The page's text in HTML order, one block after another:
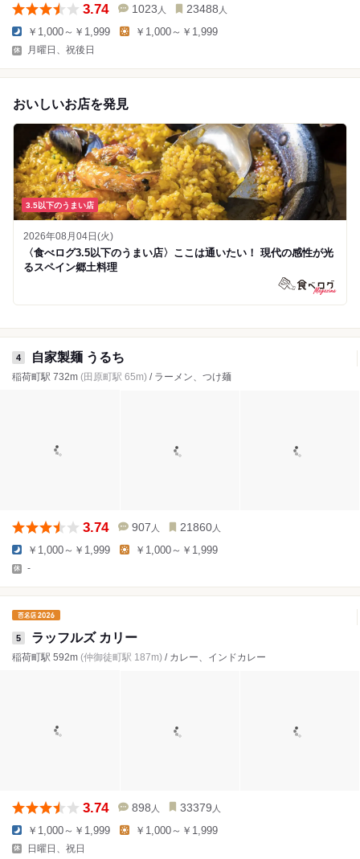
3.74 1023 人 23488 人
￥1,000～￥1,999 ￥1,000～￥1,999
月曜日、祝後日
おいしいお店を発見
3.5以下のうまい店
2026年08月04日(火)
〈食べログ3.5以下のうまい店〉ここは通いたい！ 現代の感性が光
るスペイン郷土料理
4 自家製麺 うるち
稲荷町駅 732m (田原町駅 65m) / ラーメン、つけ麺
3.74 907 人 21860 人
￥1,000～￥1,999 ￥1,000～￥1,999
-
5 ラッフルズ カリー
稲荷町駅 592m (仲御徒町駅 187m) / カレー、インドカレー
3.74 898 人 33379 人
￥1,000～￥1,999 ￥1,000～￥1,999
日曜日、祝日